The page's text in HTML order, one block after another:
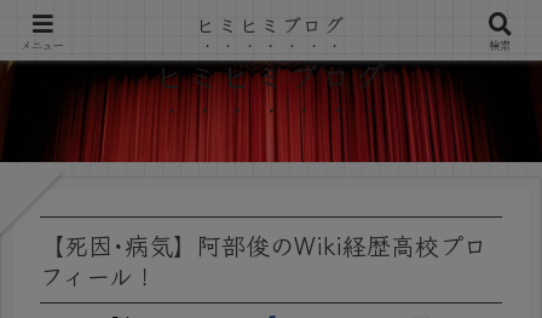
ヒミヒミブログ
【死因･病気】阿部俊のWiki経歴高校プロ
フィール！
メニュー
ヒミヒミブログ
検索